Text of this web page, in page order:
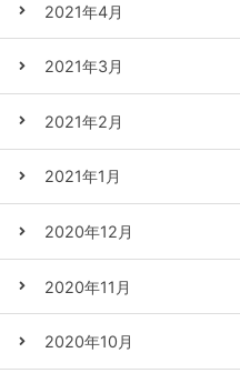
2021年4月
2021年3月
2021年2月
2021年1月
2020年12月
2020年11月
2020年10月